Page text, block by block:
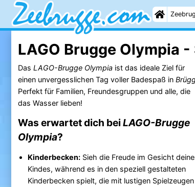
LAGO Brugge Olympia
Das LAGO-Brugge Olympiaist das ideale Ziel für
einen unvergesslichen Tag voller Badespaß in
Perfekt für Familien, Freundesgruppen und alle, die
das Wasser lieben!
Was erwartet dich bei LAGO-Brugge
Olympia?
Kinderbecken:Sieh die Freude im Gesicht
Kindes, während es in den speziell gestalteten
Kinderbecken spielt, die mit lustigen Spielzeugen